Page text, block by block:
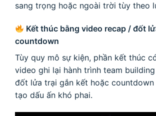
sang trọng hoặc ngoài trời tùy theo
Kết thúc bằng video recap / đốt
countdown
Tùy quy mô sự kiện, phần kết thúc
video ghi lại hành trình team
đốt lửa trại gắn kết hoặc countdown
tạo dấu ấn khó phai.